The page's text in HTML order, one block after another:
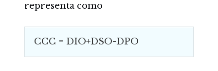
representa como
CCC = DIO+DSO-DPO